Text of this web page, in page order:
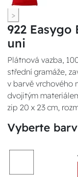
>
922
uni
Plátnová vazba,
střední gramáže,
v barvě vrchového
dvojitým
zip 20 x 23 cm,
Vyberte